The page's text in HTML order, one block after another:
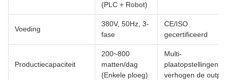
(PLC + Robot)
Voeding
380V, 50Hz, 3-
fase
CE/ISO
gecertificeerd
Productiecapaciteit
200~800
matten/dag
(Enkele ploeg)
Multi-
plaatopstellingen
verhogen de output